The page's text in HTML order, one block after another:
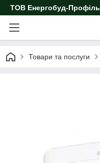
ТОВ Енергобуд-Профіль
Товари та послуги